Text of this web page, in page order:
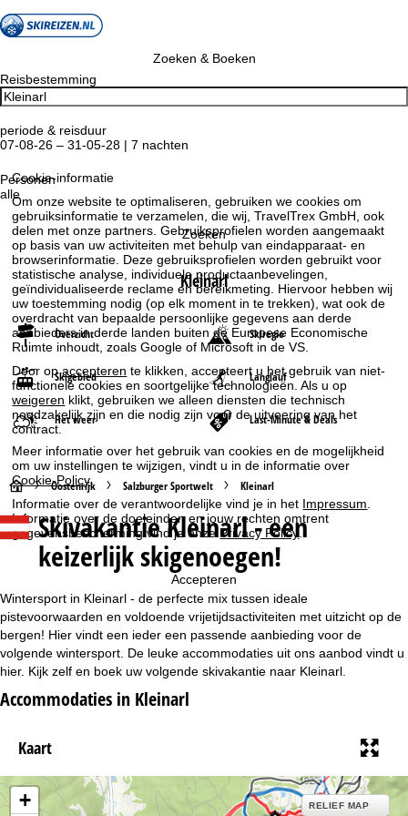
Cookie-informatie
Om onze website te optimaliseren, gebruiken we cookies om
gebruiksinformatie te verzamelen, die wij, TravelTrex GmbH, ook
delen met onze partners. Gebruiksprofielen worden aangemaakt
op basis van uw activiteiten met behulp van eindapparaat- en
browserinformatie. Deze gebruiksprofielen worden gebruikt voor
statistische analyse, individuele productaanbevelingen,
geïndividualiseerde reclame en bereikmeting. Hiervoor hebben wij
uw toestemming nodig (op elk moment in te trekken), wat ook de
overdracht van bepaalde persoonlijke gegevens aan derde
aanbieders in derde landen buiten de Europese Economische
Ruimte inhoudt, zoals Google of Microsoft in de VS.
Door opaccepteren te klikken, accepteert u het gebruik van niet-
functionele cookies en soortgelijke technologieën. Als u op
weigeren klikt, gebruiken we alleen diensten die technisch
noodzakelijk zijn en die nodig zijn voor de uitvoering van het
contract.
Meer informatie over het gebruik van cookies en de mogelijkheid
om uw instellingen te wijzigen, vindt u in de informatie over
Cookie-Policy.
Informatie over de verantwoordelijke vind je in het Impressum
Informatie over de doeleinden en jouw rechten omtrent
gegevensbescherming vind je onzePrivacy Policy.
Accepteren
Zoeken & Boeken
Reisbestemming
periode & reisduur
07-08-26 – 31-05-28 | 7 nachten
Personen
alle
Zoeken
Kleinarl
Overzicht Skiregio
Skigebied Langlauf
Het weer Last-Minute & Deals
S
t
r
t
p
a
g
i
Oostenrijk Salzburger Sportwelt Kleinarl
Skivakantie Kleinarl - een
keizerlijk skigenoegen!
Wintersport in Kleinarl - de perfecte mix tussen ideale
pistevoorwaarden en voldoende vrijetijdsactiviteiten met uitzicht op de
bergen! Hier vindt een ieder een passende aanbieding voor de
volgende wintersport. De leuke accommodaties uit ons aanbod vindt u
hier. Kijk zelf en boek uw volgende skivakantie naar Kleinarl.
Accommodaties in Kleinarl
Kaart
+ RELIEF MAP